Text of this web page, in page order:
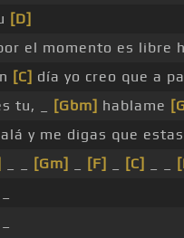
[D]
el momento es libre
[C] día yo creo que a
tu, _
[Gbm] hablame
y me digas que
[Gm] [F] [C]